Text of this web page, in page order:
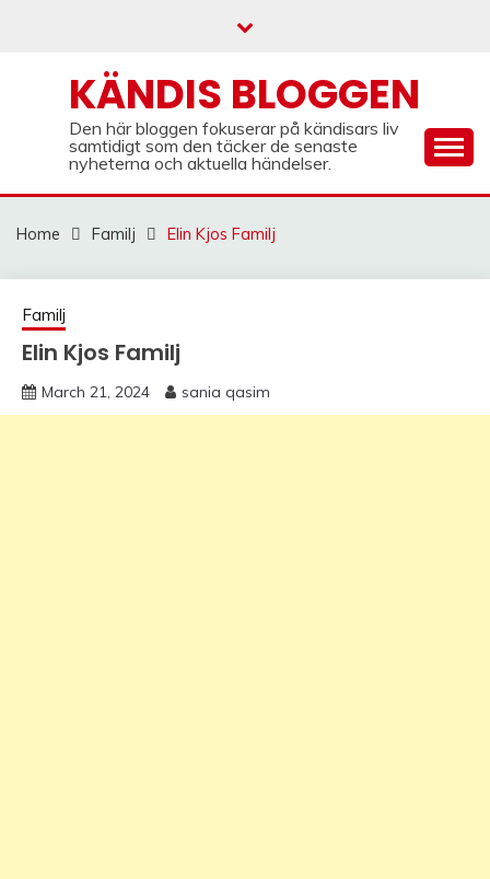
KÄNDIS BLOGGEN
Den här bloggen fokuserar på kändisars liv
samtidigt som den täcker de senaste
nyheterna och aktuella händelser.
Home Familj Elin Kjos Familj
Familj
Elin Kjos Familj
March 21, 2024 sania qasim